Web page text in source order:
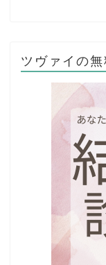
ツヴァイの